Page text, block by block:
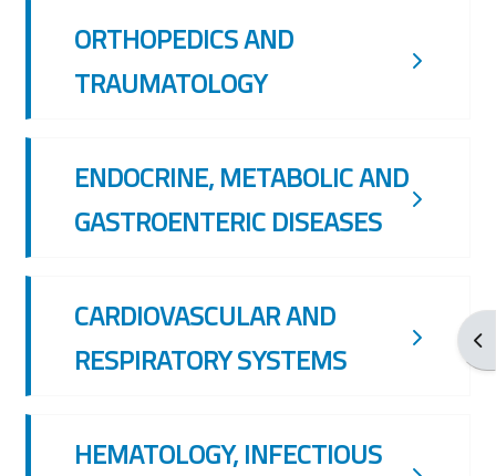
ORTHOPEDICS AND
TRAUMATOLOGY
ENDOCRINE, METABOLIC AND
GASTROENTERIC DISEASES
CARDIOVASCULAR AND
RESPIRATORY SYSTEMS
HEMATOLOGY, INFECTIOUS